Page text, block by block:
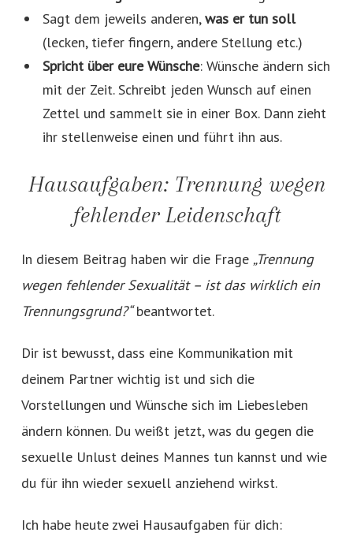
Sagt dem jeweils anderen,was er tun soll
(lecken, tiefer fingern, andere Stellung etc.)
Spricht über eure Wünsche: Wünsche ändern sich
mit der Zeit. Schreibt jeden Wunsch auf einen
Zettel und sammelt sie in einer Box. Dann zieht
ihr stellenweise einen und führt ihn aus.
Hausaufgaben: Trennung wegen
fehlender Leidenschaft
In diesem Beitrag haben wir die Frage „Trennung
wegen fehlender Sexualität – ist das wirklich ein
Trennungsgrund?“beantwortet.
Dir ist bewusst, dass eine Kommunikation mit
deinem Partner wichtig ist und sich die
Vorstellungen und Wünsche sich im Liebesleben
ändern können. Du weißt jetzt, was du gegen die
sexuelle Unlust deines Mannes tun kannst und wie
du für ihn wieder sexuell anziehend wirkst.
Ich habe heute zwei Hausaufgaben für dich: